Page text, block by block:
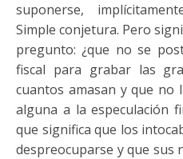
suponerse,
Simple conjetura. Pero
pregunto: ¿que no se
fiscal para grabar las
cuantos amasan y que
alguna a la especulación
que significa que los
despreocuparse y que sus